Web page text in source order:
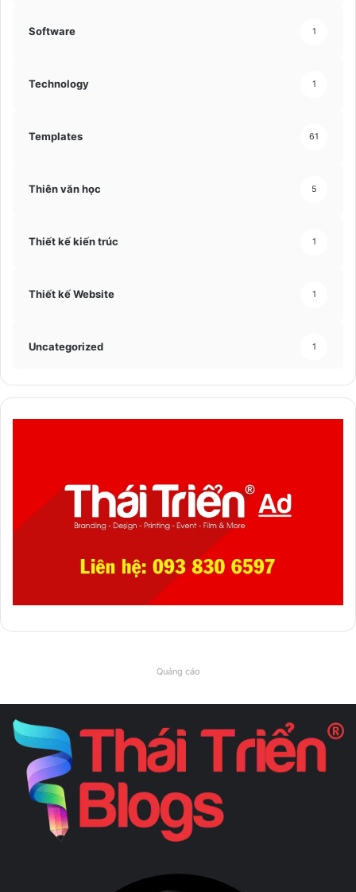
Software 1
Technology 1
Templates 61
Thiên văn học 5
Thiết kế kiến trúc 1
Thiết kế Website 1
Uncategorized 1
Quảng cáo